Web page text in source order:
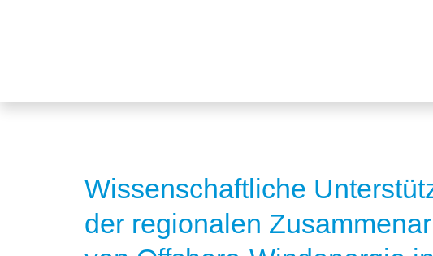
Wissenschaftliche
der regionalen